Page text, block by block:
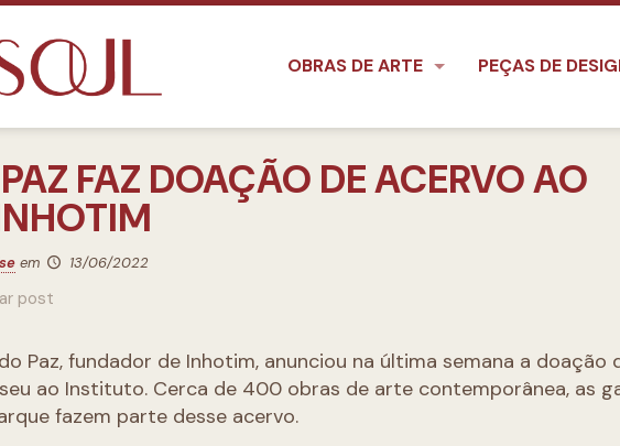
OBRAS DE ARTE PEÇAS DE
FAZ DOAÇÃO DE ACERVO AO
em 13/06/2022
post
Paz, fundador de Inhotim, anunciou na última semana a doação
ao Instituto. Cerca de 400 obras de arte contemporânea, as
fazem parte desse acervo.